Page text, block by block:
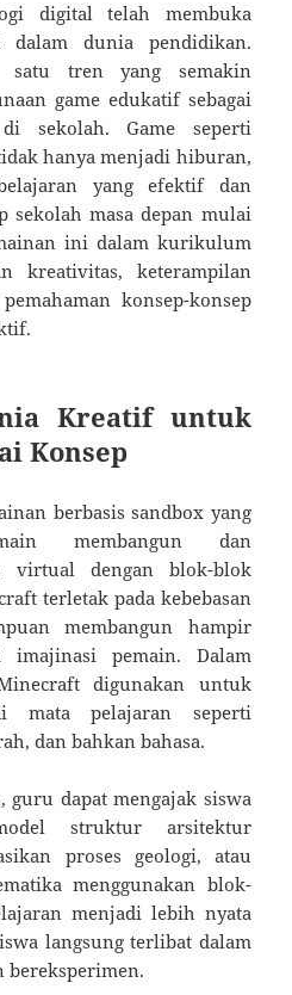
digital telah membuka
dalam dunia pendidikan.
satu tren yang semakin
game edukatif sebagai
sekolah. Game seperti
hanya menjadi hiburan,
yang efektif dan
sekolah masa depan mulai
ini dalam kurikulum
kreativitas, keterampilan
konsep-konsep
Kreatif untuk
Konsep
berbasis sandbox yang
membangun dan
virtual dengan blok-blok
terletak pada kebebasan
membangun hampir
imajinasi pemain. Dalam
digunakan untuk
mata pelajaran seperti
dan bahkan bahasa.
guru dapat mengajak siswa
struktur arsitektur
proses geologi, atau
menggunakan blok-
menjadi lebih nyata
langsung terlibat dalam
bereksperimen.